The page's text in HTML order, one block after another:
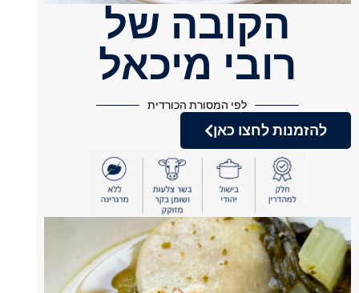
הקובה של
רובי מיכאל
לפי המסורת הכורדית
להזמנות לחצו כאן